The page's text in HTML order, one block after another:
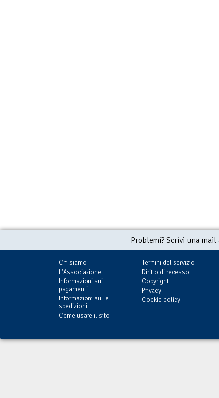
Problemi? Scrivi una
Chi siamo
L'Associazione
Informazioni sui
pagamenti
Informazioni sulle
spedizioni
Come usare il sito
Termini del servizio
Diritto di recesso
Copyright
Privacy
Cookie policy